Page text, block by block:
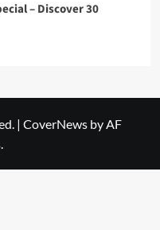
– Discover 30
| CoverNews by AF